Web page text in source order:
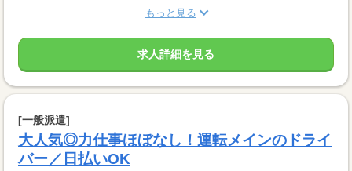
もっと見る
求人詳細を見る
[一般派遣]
大人気◎力仕事ほぼなし！運転メインのドライ
バー／日払いOK